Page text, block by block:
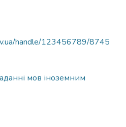
handle/123456789/8745
мов іноземним